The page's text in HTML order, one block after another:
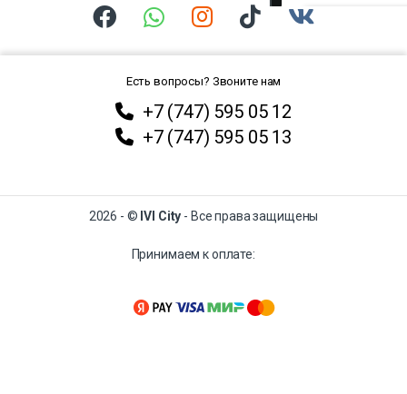
Есть вопросы? Звоните нам
+7 (747) 595 05 12
+7 (747) 595 05 13
2026 - © IVI City - Все права защищены
Принимаем к оплате: